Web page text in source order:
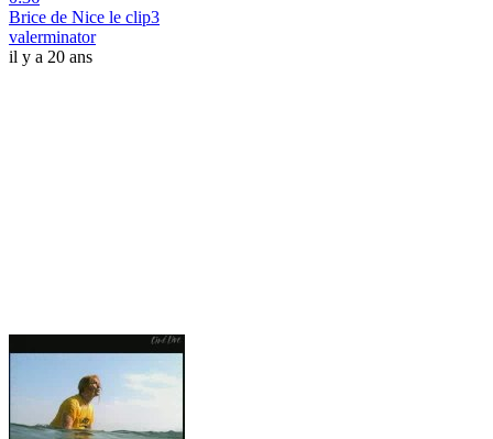
Brice de Nice le clip3
valerminator
il y a 20 ans